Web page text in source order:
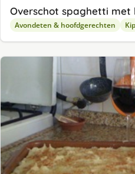
Overschot spaghetti met
Avondeten & hoofdgerechten